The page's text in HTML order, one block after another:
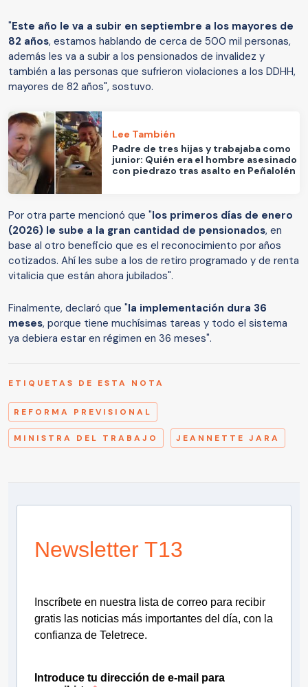
"Este año le va a subir en septiembre a los mayores de
82 años, estamos hablando de cerca de 500 mil personas,
además les va a subir a los pensionados de invalidez y
también a las personas que sufrieron violaciones a los DDHH,
mayores de 82 años", sostuvo.
Lee También
Padre de tres hijas y trabajaba como
junior: Quién era el hombre asesinado
con piedrazo tras asalto en Peñalolén
Por otra parte mencionó que "los primeros días de enero
(2026) le sube a la gran cantidad de pensionados, en
base al otro beneficio que es el reconocimiento por años
cotizados. Ahí les sube a los de retiro programado y de renta
vitalicia que están ahora jubilados".
Finalmente, declaró que "la implementación dura 36
meses, porque tiene muchísimas tareas y todo el sistema
ya debiera estar en régimen en 36 meses".
ETIQUETAS DE ESTA NOTA
REFORMA PREVISIONAL
MINISTRA DEL TRABAJO JEANNETTE JARA
Newsletter T13
Inscríbete en nuestra lista de correo para recibir
gratis las noticias más importantes del día, con la
confianza de Teletrece.
Introduce tu dirección de e-mail para